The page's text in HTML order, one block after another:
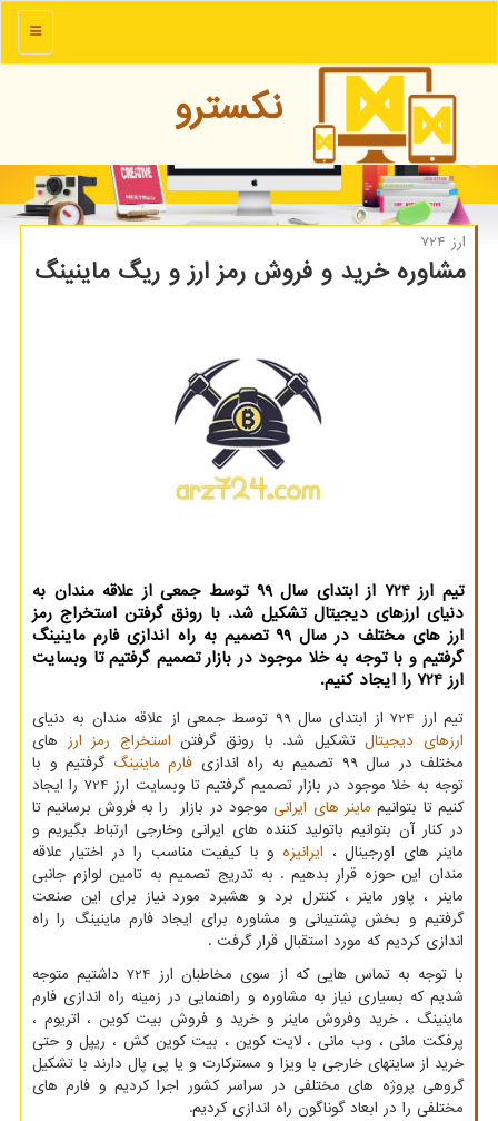
منو
نكسترو
ارز 724
مشاوره خرید و فروش رمز ارز و ریگ ماینینگ
تیم ارز 724 از ابتدای سال ۹9 توسط جمعی از علاقه مندان به
دنیای ارزهای دیجیتال تشکیل شد. با رونق گرفتن استخراج رمز
ارز های مختلف در سال ۹9 تصمیم به راه اندازی فارم ماینینگ
گرفتیم و با توجه به خلا موجود در بازار تصمیم گرفتیم تا وبسایت
ارز 724 را ایجاد کنیم.
تیم ارز 724 از ابتدای سال ۹9 توسط جمعی از علاقه مندان به دنیای
ارزهای دیجیتالتشکیل شد. با رونق گرفتناستخراج رمز ارز های
مختلف در سال ۹9 تصمیم به راه اندازی
فارم ماینینگ گرفتیم و با
توجه به خلا موجود در بازار تصمیم گرفتیم تا وبسایت ارز 724 را ایجاد
کنیم تا بتوانیم ماینر های ایرانیموجود در بازار را به فروش برسانیم تا
در کنار آن بتوانیم باتولید کننده های ایرانی وخارجی ارتباط بگیریم و
ماینر های اورجینال ، ایرانیزه و با کیفیت مناسب را در اختیار علاقه
مندان این حوزه قرار بدهیم . به تدریج تصمیم به تامین لوازم جانبی
ماینر ، پاور ماینر ، کنترل برد و هشبرد مورد نیاز برای این صنعت
گرفتیم و بخش پشتیبانی و مشاوره برای ایجاد فارم ماینینگ را راه
اندازی کردیم که مورد استقبال قرار گرفت .
با توجه به تماس هایی که از سوی مخاطبان ارز 724 داشتیم متوجه
شدیم که بسیاری نیاز به مشاوره و راهنمایی در زمینه راه اندازی فارم
ماینینگ ، خرید وفروش ماینر و خرید و فروش بیت کوین ، اتریوم ،
پرفکت مانی ، وب مانی ، لایت کوین ، بیت کوین کش ، ریپل و حتی
خرید از سایتهای خارجی با ویزا و مسترکارت و یا پی پال دارند با تشکیل
گروهی پروژه های مختلفی در سراسر کشور اجرا کردیم و فارم های
مختلفی را در ابعاد گوناگون راه اندازی کردیم.